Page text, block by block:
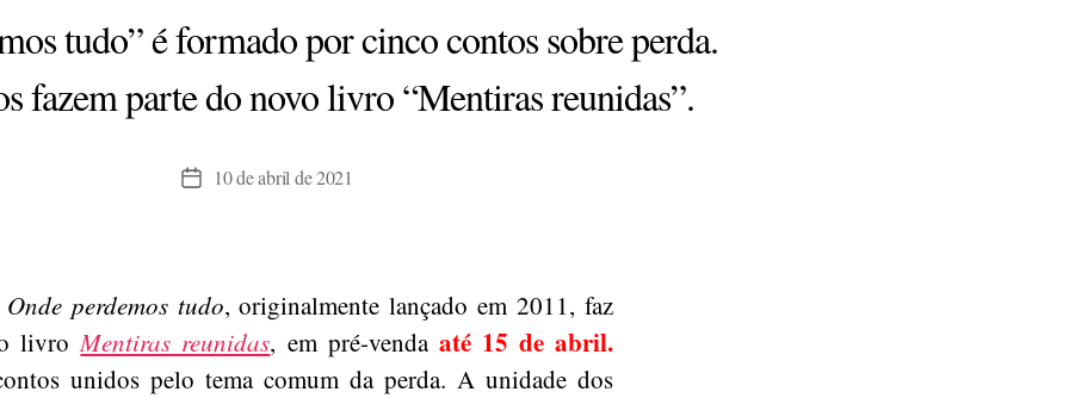
tudo” é formado por cinco contos sobre perda.
fazem parte do novo livro “Mentiras reunidas”.
Data10 de abril de 2021
Onde perdemos tudo, originalmente lançado em 2011, faz
livroMentiras reunidas, em pré-venda até 15 de abril.
unidos pelo tema comum da perda. A unidade dos